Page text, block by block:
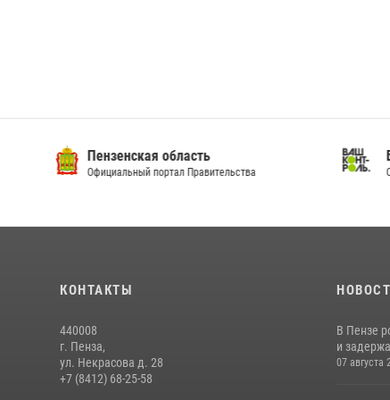
Пензенская область
Официальный портал Правительства
КОНТАКТЫ
440008
г. Пенза,
ул. Некрасова д. 28
+7 (8412) 68-25-58
В Пензе
и
07 августа